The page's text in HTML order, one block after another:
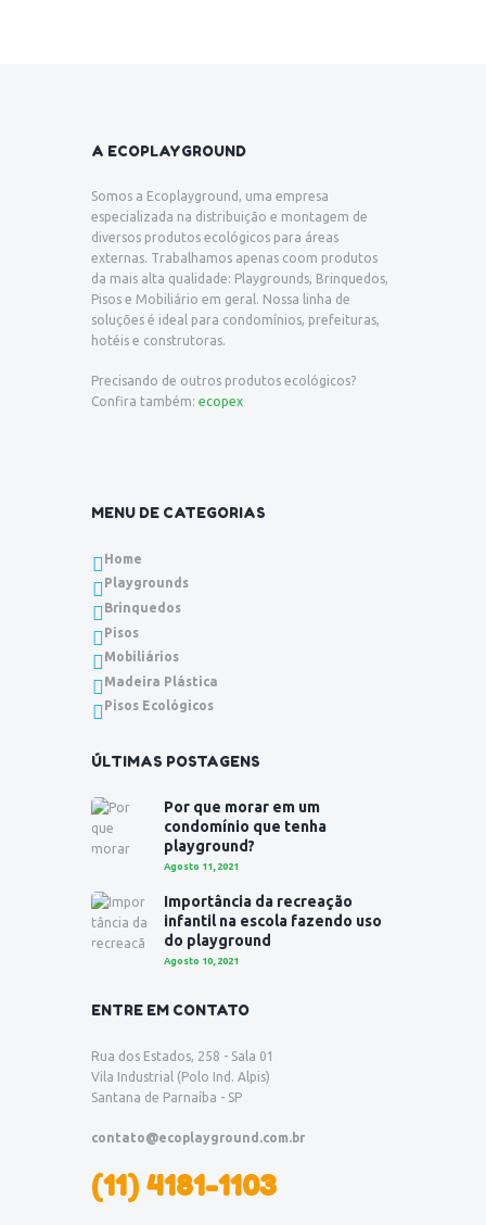
A ECOPLAYGROUND
Somos a Ecoplayground, uma empresa
especializada na distribuição e montagem de
diversos produtos ecológicos para áreas
externas. Trabalhamos apenas coom produtos
da mais alta qualidade: Playgrounds, Brinquedos,
Pisos e Mobiliário em geral. Nossa linha de
soluções é ideal para condomínios, prefeituras,
hotéis e construtoras.
Precisando de outros produtos ecológicos?
Confira também: ecopex
MENU DE CATEGORIAS
Home
Playgrounds
Brinquedos
Pisos
Mobiliários
Madeira Plástica
Pisos Ecológicos
ÚLTIMAS POSTAGENS
Por que morar em um
condomínio que tenha
playground?
Agosto 11, 2021
Importância da recreação
infantil na escola fazendo uso
do playground
Agosto 10, 2021
ENTRE EM CONTATO
Rua dos Estados, 258 - Sala 01
Vila Industrial (Polo Ind. Alpis)
Santana de Parnaíba - SP
contato@ecoplayground.com.br
(11) 4181-1103